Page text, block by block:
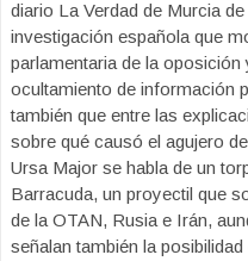
diario La Verdad de Murcia
investigación española que
parlamentaria de la
ocultamiento de información
también que entre las
sobre qué causó el agujero
Ursa Major se habla de un
Barracuda, un proyectil que
de la OTAN, Rusia e Irán,
señalan también la